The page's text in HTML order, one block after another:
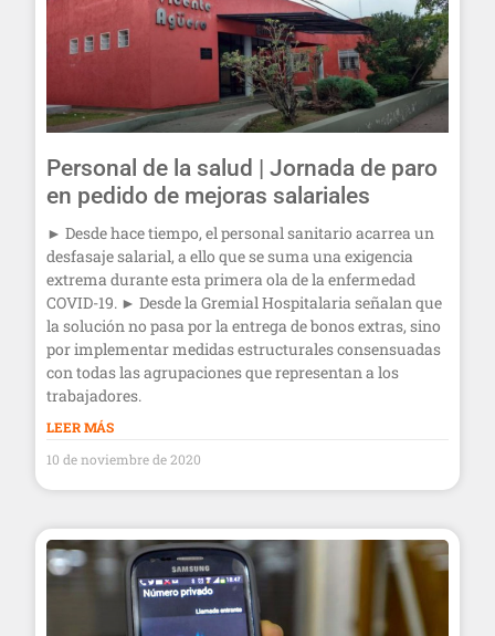
Personal de la salud | Jornada de paro
en pedido de mejoras salariales
► Desde hace tiempo, el personal sanitario acarrea un
desfasaje salarial, a ello que se suma una exigencia
extrema durante esta primera ola de la enfermedad
COVID-19. ► Desde la Gremial Hospitalaria señalan que
la solución no pasa por la entrega de bonos extras, sino
por implementar medidas estructurales consensuadas
con todas las agrupaciones que representan a los
trabajadores.
LEER MÁS
10 de noviembre de 2020